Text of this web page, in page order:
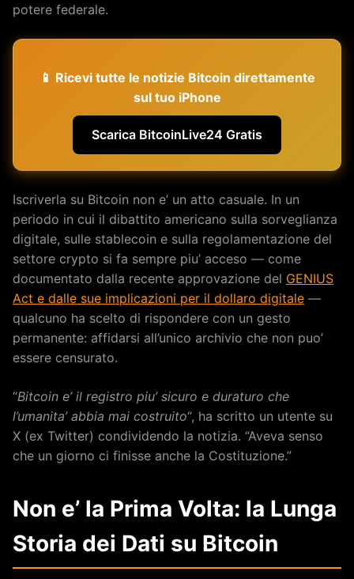
potere federale.
📱 Ricevi tutte le notizie Bitcoin direttamente
sul tuo iPhone
Scarica BitcoinLive24 Gratis
Iscriverla su Bitcoin non e’ un atto casuale. In un
periodo in cui il dibattito americano sulla sorveglianza
digitale, sulle stablecoin e sulla regolamentazione del
settore crypto si fa sempre piu’ acceso — come
documentato dalla recente approvazione del GENIUS
Act e dalle sue implicazioni per il dollaro digitale —
qualcuno ha scelto di rispondere con un gesto
permanente: affidarsi all’unico archivio che non puo’
essere censurato.
“Bitcoin e’ il registro piu’ sicuro e duraturo che
l’umanita’ abbia mai costruito“, ha scritto un utente su
X (ex Twitter) condividendo la notizia. “Aveva senso
che un giorno ci finisse anche la Costituzione.”
Non e’ la Prima Volta: la Lunga
Storia dei Dati su Bitcoin